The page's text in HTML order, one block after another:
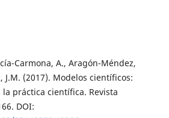
Carmona, A., Aragón-Méndez,
J.M. (2017). Modelos científicos:
práctica científica. Revista
DOI: